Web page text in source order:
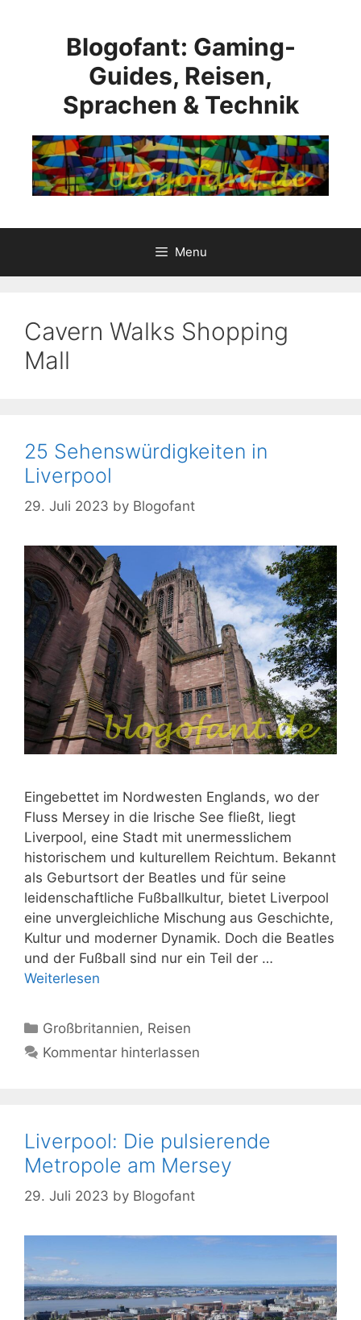
Blogofant: Gaming-
Guides, Reisen,
Sprachen & Technik
Menu
Cavern Walks Shopping
Mall
25 Sehenswürdigkeiten in
Liverpool
29. Juli 2023 by Blogofant
Eingebettet im Nordwesten Englands, wo der
Fluss Mersey in die Irische See fließt, liegt
Liverpool, eine Stadt mit unermesslichem
historischem und kulturellem Reichtum. Bekannt
als Geburtsort der Beatles und für seine
leidenschaftliche Fußballkultur, bietet Liverpool
eine unvergleichliche Mischung aus Geschichte,
Kultur und moderner Dynamik. Doch die Beatles
und der Fußball sind nur ein Teil der …
Weiterlesen
Kategorien
Großbritannien, Reisen
Kommentar hinterlassen
Liverpool: Die pulsierende
Metropole am Mersey
29. Juli 2023 by Blogofant